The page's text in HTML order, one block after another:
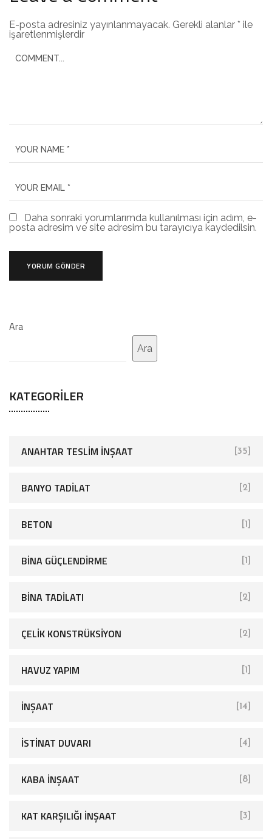
E-posta adresiniz yayınlanmayacak. Gerekli alanlar * ile
işaretlenmişlerdir
Daha sonraki yorumlarımda kullanılması için adım, e-
posta adresim ve site adresim bu tarayıcıya kaydedilsin.
Ara
Ara
KATEGORILER
ANAHTAR TESLIM İNŞAAT [35]
BANYO TADILAT [2]
BETON [1]
BINA GÜÇLENDIRME [1]
BINA TADILATI [2]
ÇELIK KONSTRÜKSIYON [2]
HAVUZ YAPIM [1]
İNŞAAT [14]
İSTINAT DUVARI [4]
KABA İNŞAAT [8]
KAT KARŞILIĞI İNŞAAT [3]